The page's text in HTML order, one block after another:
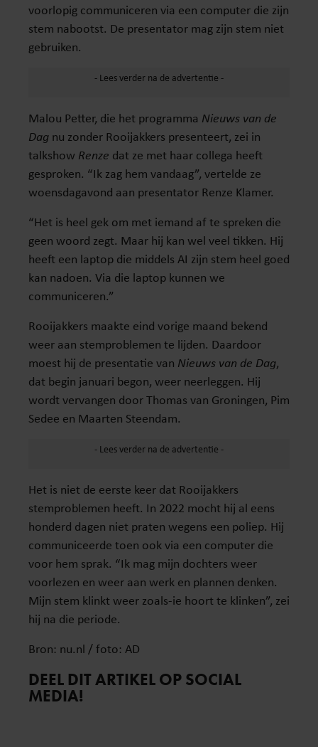
voorlopig communiceren via een computer die zijn
stem nabootst. De presentator mag zijn stem niet
gebruiken.
Malou Petter, die het programma Nieuws van de
Dag nu zonder Rooijakkers presenteert, zei in
talkshow Renze dat ze met haar collega heeft
gesproken. “Ik zag hem vandaag”, vertelde ze
woensdagavond aan presentator Renze Klamer.
“Het is heel gek om met iemand af te spreken die
geen woord zegt. Maar hij kan wel veel tikken. Hij
heeft een laptop die middels AI zijn stem heel goed
kan nadoen. Via die laptop kunnen we
communiceren.”
Rooijakkers maakte eind vorige maand bekend
weer aan stemproblemen te lijden. Daardoor
moest hij de presentatie van Nieuws van de Dag,
dat begin januari begon, weer neerleggen. Hij
wordt vervangen door Thomas van Groningen, Pim
Sedee en Maarten Steendam.
Het is niet de eerste keer dat Rooijakkers
stemproblemen heeft. In 2022 mocht hij al eens
honderd dagen niet praten wegens een poliep. Hij
communiceerde toen ook via een computer die
voor hem sprak. “Ik mag mijn dochters weer
voorlezen en weer aan werk en plannen denken.
Mijn stem klinkt weer zoals-ie hoort te klinken”, zei
hij na die periode.
Bron: nu.nl / foto: AD
DEEL DIT ARTIKEL OP SOCIAL
MEDIA!